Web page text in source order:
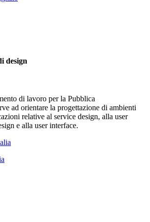
design
di lavoro per la Pubblica
ad orientare la progettazione di ambienti
relative al service design, alla user
e alla user interface.